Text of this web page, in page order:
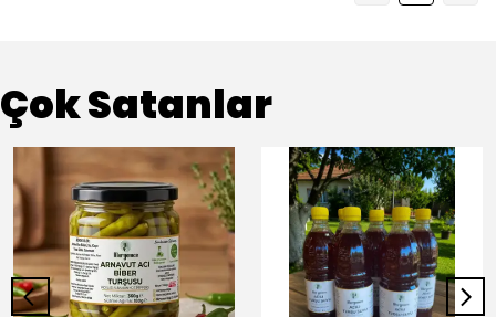
Çok Satanlar